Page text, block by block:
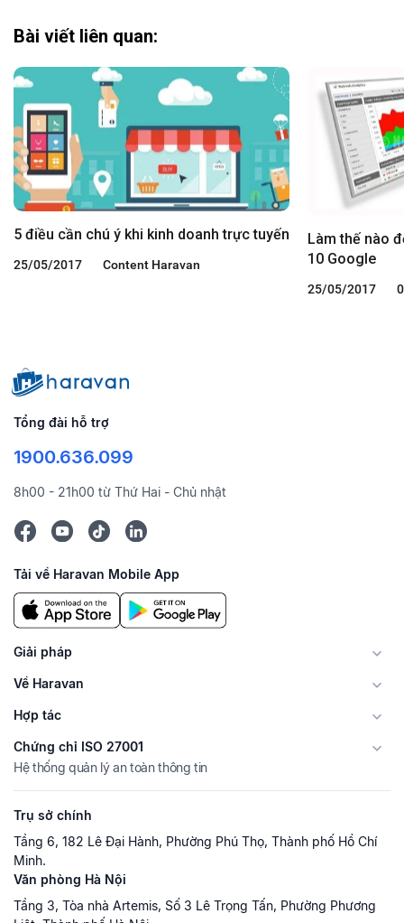
Bài viết liên quan:
5 điều cần chú ý khi kinh doanh trực tuyến
25/05/2017 Content Haravan
Làm thế nào
10 Google
25/05/2017 0
Tổng đài hỗ trợ
1900.636.099
8h00 - 21h00 từ Thứ Hai - Chủ nhật
Tải về Haravan Mobile App
Giải pháp
Về Haravan
Hợp tác
Chứng chỉ ISO 27001
Hệ thống quản lý an toàn thông tin
Trụ sở chính
Tầng 6, 182 Lê Đại Hành, Phường Phú Thọ, Thành phố Hồ Chí
Minh.
Văn phòng Hà Nội
Tầng 3, Tòa nhà Artemis, Số 3 Lê Trọng Tấn, Phường Phương